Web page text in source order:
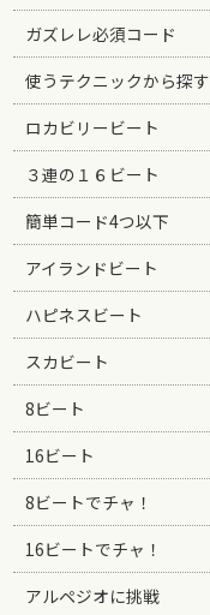
ガズレレ必須コード
使うテクニックから探す
ロカビリービート
３連の１６ビート
簡単コード4つ以下
アイランドビート
ハピネスビート
スカビート
8ビート
16ビート
8ビートでチャ！
16ビートでチャ！
アルペジオに挑戦